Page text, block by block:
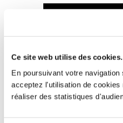
Ce site web utilise des cookies.
En poursuivant votre
acceptez l'utilisation de cookies
réaliser des statistiques
Viande et climat
Valorisation de
Autonomie des
Qualité air, eau,
Economie de